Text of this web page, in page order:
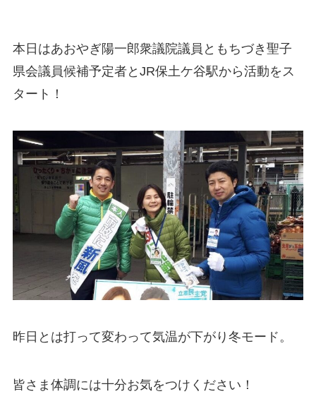
本日はあおやぎ陽一郎衆議院議員ともちづき聖子
県会議員候補予定者とJR保土ケ谷駅から活動をス
タート！
昨日とは打って変わって気温が下がり冬モード。
皆さま体調には十分お気をつけください！